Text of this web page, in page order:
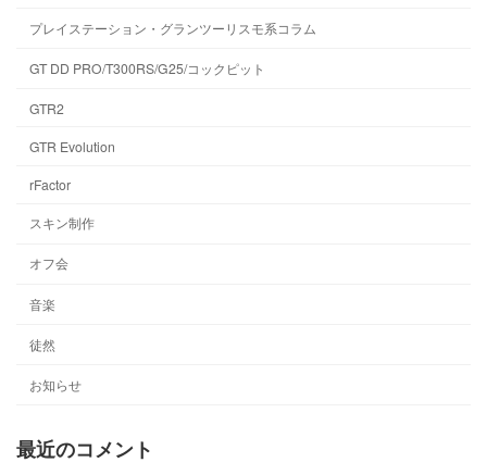
プレイステーション・グランツーリスモ系コラム
GT DD PRO/T300RS/G25/コックピット
GTR2
GTR Evolution
rFactor
スキン制作
オフ会
音楽
徒然
お知らせ
最近のコメント